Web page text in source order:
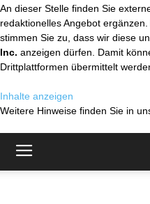
An dieser Stelle finden Sie
redaktionelles Angebot
stimmen Sie zu, dass wir diese
Inc. anzeigen dürfen. Damit
Drittplattformen übermittelt
Inhalte anzeigen
Weitere Hinweise finden Sie in